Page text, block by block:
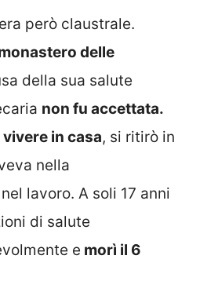
però claustrale.
delle
della sua salute
non fu accettata.
in casa, si ritirò in
nella
lavoro. A soli 17 anni
di salute
e morì il 6